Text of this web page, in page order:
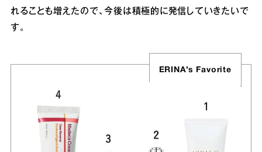
れることも増えたので、今後は積極的に発信していきたいで
す。
ERINA’s Favorite